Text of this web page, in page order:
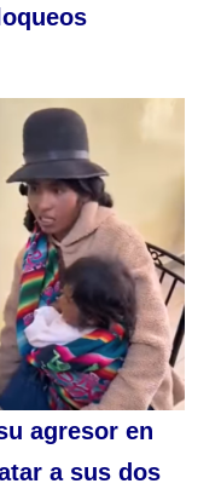
agresor en
a sus dos